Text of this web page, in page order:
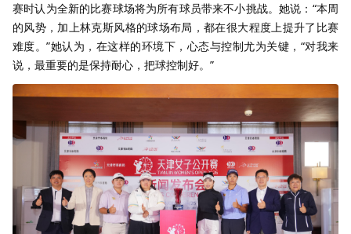
赛时认为全新的比赛球场将为所有球员带来不小挑战。她说：“本周
的风势，加上林克斯风格的球场布局，都在很大程度上提升了比赛
难度。”她认为，在这样的环境下，心态与控制尤为关键，“对我来
说，最重要的是保持耐心，把球控制好。”